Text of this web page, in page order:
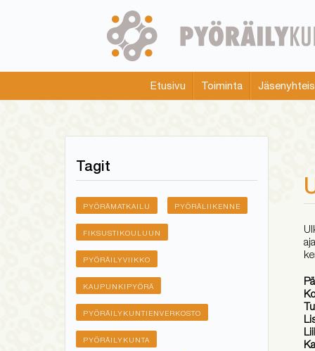
menu
Etusivu Toiminta
Tagit
PYÖRÄMATKAILU PYÖRÄLIIKENNE
FIKSUSTIKOULUUN
PYÖRÄILYVIIKKO
KAUPUNKIPYÖRÄ
PYÖRÄILYKUNTIENVERKOSTO
PYÖRÄILYKUNTA